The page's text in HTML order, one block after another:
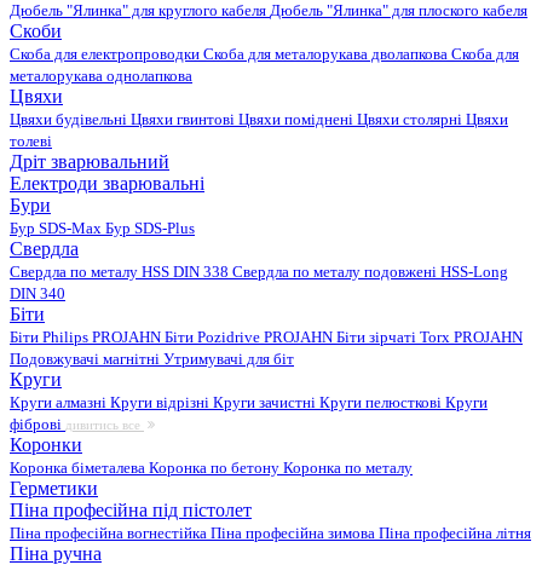
Дюбель "Ялинка" для круглого кабеля Дюбель "Ялинка" для плоского кабеля
Скоби
Скоба для електропроводки Скоба для металорукава дволапкова Скоба для
металорукава однолапкова
Цвяхи
Цвяхи будівельні Цвяхи гвинтові Цвяхи поміднені Цвяхи столярні Цвяхи
толеві
Дріт зварювальний
Електроди зварювальні
Бури
Бур SDS-Max Бур SDS-Plus
Свердла
Свердла по металу HSS DIN 338 Свердла по металу подовжені HSS-Long
DIN 340
Біти
Біти Philips PROJAHN Біти Pozidrive PROJAHN Біти зірчаті Torx PROJAHN
Подовжувачі магнітні Утримувачі для біт
Круги
Круги алмазні Круги відрізні Круги зачистні Круги пелюсткові Круги
фіброві дивитись все
Коронки
Коронка біметалева Коронка по бетону Коронка по металу
Герметики
Піна професійна під пістолет
Піна професійна вогнестійка Піна професійна зимова Піна професійна літня
Піна ручна